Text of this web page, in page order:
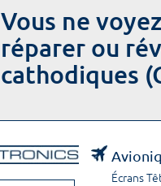
Vous ne
réparer ou
cathodiques
Écrans